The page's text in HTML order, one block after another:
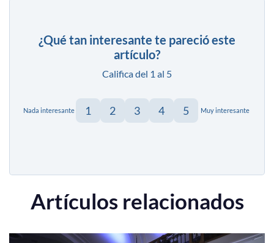
¿Qué tan interesante te pareció este
artículo?
Califica del 1 al 5
Nada interesante 1 2 3 4 5 Muy interesante
Artículos relacionados